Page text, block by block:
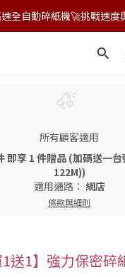
士狂HIGH季~指定商品贈
全自動碎紙機🚀挑戰速度
力士狂HIGH季~指定商品贈好
所有顧客適用
即享 1 件贈品 (加碼送一
122M))
適用通路： 網店
條款與細則
1送1】強力保密碎